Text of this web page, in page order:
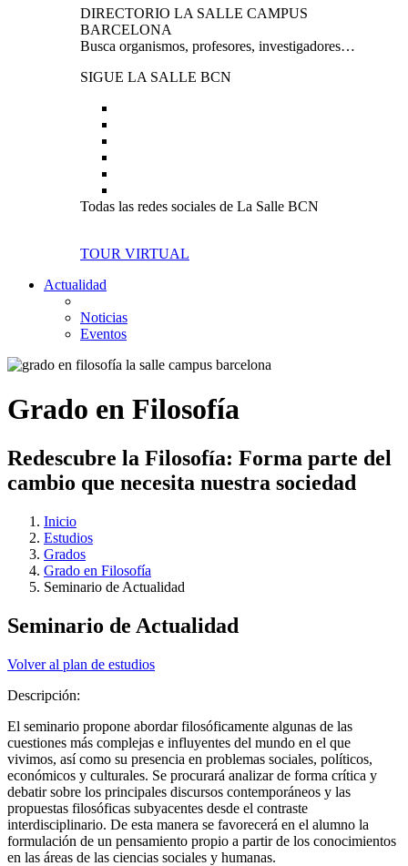
DIRECTORIO LA SALLE CAMPUS
BARCELONA
Busca organismos, profesores, investigadores…
SIGUE LA SALLE BCN
Todas las redes sociales de La Salle BCN
TOUR VIRTUAL
Actualidad
Noticias
Eventos
Grado en Filosofía
Redescubre la Filosofía: Forma parte del
cambio que necesita nuestra sociedad
Inicio
Estudios
Grados
Grado en Filosofía
Seminario de Actualidad
Seminario de Actualidad
Volver al plan de estudios
Descripción:
El seminario propone abordar filosóficamente algunas de las
cuestiones más complejas e influyentes del mundo en el que
vivimos, así como su presencia en problemas sociales, políticos,
económicos y culturales. Se procurará analizar de forma crítica y
debatir sobre los principales discursos contemporáneos y las
propuestas filosóficas subyacentes desde el contraste
interdisciplinario. De esta manera se favorecerá en el alumno la
formulación de un pensamiento propio a partir de los conocimientos
en las áreas de las ciencias sociales y humanas.